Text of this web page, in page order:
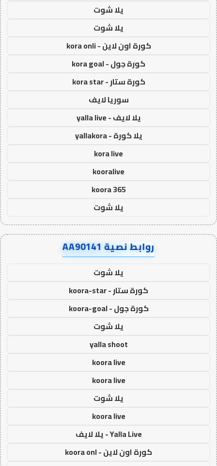
يلا شوت
يلا شوت
كورة اون لاين - kora onli
كورة جول - kora goal
كورة ستار - kora star
سوريا لايف
يلا لايف - yalla live
يلا كورة - yallakora
kora live
kooralive
koora 365
يلا شوت
روابط نصية AA90141
يلا شوت
كورة ستار - koora-star
كورة جول - koora-goal
يلا شوت
yalla shoot
koora live
koora live
يلا شوت
koora live
Yalla Live - يلا لايف
كورة اون لاين - koora onl